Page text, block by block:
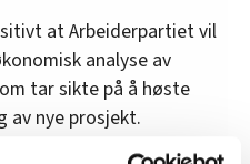
at Arbeiderpartiet vil
analyse av
tar sikte på å høste
av nye prosjekt.